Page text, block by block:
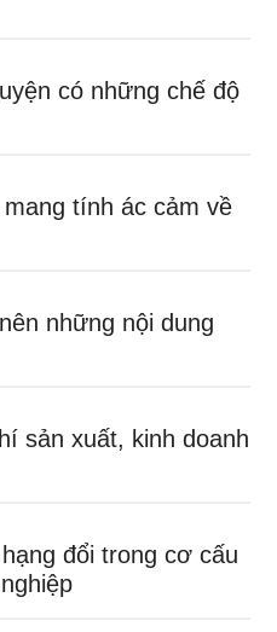
có những chế độ
mang tính ác cảm về
những nội dung
sản xuất, kinh doanh
đổi trong cơ cấu